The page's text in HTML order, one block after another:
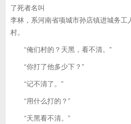
了死者名叫
李林，系河南省项城市孙店镇进城务工
村。
“俺们村的？天黑，看不清。”
“你打了他多少下？”
“记不清了。”
“用什么打的？”
“天黑看不清。”